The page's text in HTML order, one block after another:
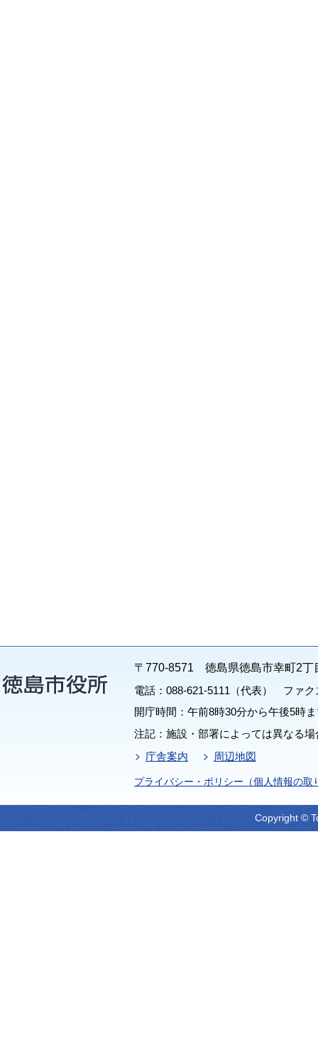
〒770-8571 徳島県徳島市幸町2丁
電話：088-621-5111（代表） ファク
開庁時間：午前8時30分から午後5時
注記：施設・部署によっては異なる
庁舎案内
周辺地図
プライバシー・ポリシー（個人情報の取
Copyright ©